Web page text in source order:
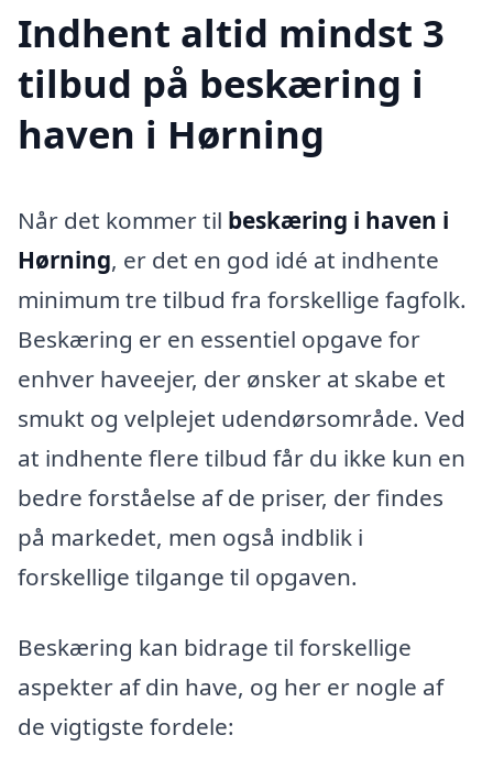
Indhent altid mindst 3
tilbud på beskæring i
haven i Hørning
Når det kommer til beskæring i haven i
Hørning, er det en god idé at indhente
minimum tre tilbud fra forskellige fagfolk.
Beskæring er en essentiel opgave for
enhver haveejer, der ønsker at skabe et
smukt og velplejet udendørsområde. Ved
at indhente flere tilbud får du ikke kun en
bedre forståelse af de priser, der findes
på markedet, men også indblik i
forskellige tilgange til opgaven.
Beskæring kan bidrage til forskellige
aspekter af din have, og her er nogle af
de vigtigste fordele: